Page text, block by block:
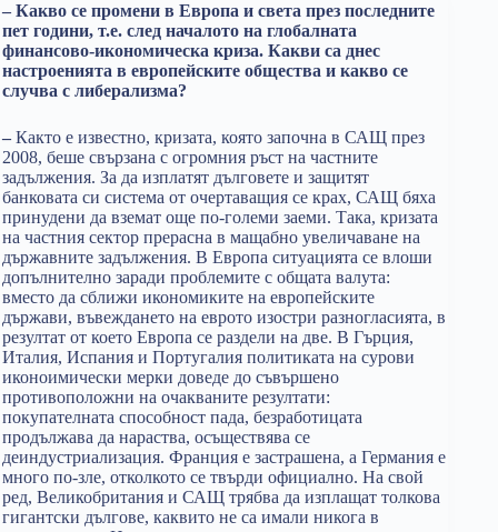
– Какво се промени в Европа и света през последните
пет години, т.е. след началото на глобалната
финансово-икономическа криза. Какви са днес
настроенията в европейските общества и какво се
случва с либерализма?
– Както е известно, кризата, която започна в САЩ през
2008, беше свързана с огромния ръст на частните
задължения. За да изплатят дълговете и защитят
банковата си система от очертаващия се крах, САЩ бяха
принудени да вземат още по-големи заеми. Така, кризата
на частния сектор прерасна в мащабно увеличаване на
държавните задължения. В Европа ситуацията се влоши
допълнително заради проблемите с общата валута:
вместо да сближи икономиките на европейските
държави, въвеждането на еврото изостри разногласията, в
резултат от което Европа се раздели на две. В Гърция,
Италия, Испания и Португалия политиката на сурови
иконоимически мерки доведе до съвършено
противоположни на очакваните резултати:
покупателната способност пада, безработицата
продължава да нараства, осъществява се
деиндустриализация. Франция е застрашена, а Германия е
много по-зле, отколкото се твърди официално. На свой
ред, Великобритания и САЩ трябва да изплащат толкова
гигантски дългове, каквито не са имали никога в